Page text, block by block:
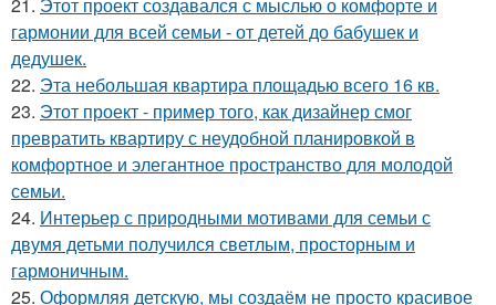
21. Этот проект создавался с мыслью о комфорте и
гармонии для всей семьи - от детей до бабушек и
дедушек.
22. Эта небольшая квартира площадью всего 16 кв.
23. Этот проект - пример того, как дизайнер смог
превратить квартиру с неудобной планировкой в
комфортное и элегантное пространство для молодой
семьи.
24. Интерьер с природными мотивами для семьи с
двумя детьми получился светлым, просторным и
гармоничным.
25. Оформляя детскую, мы создаём не просто красивое